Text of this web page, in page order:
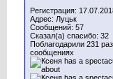
Регистрация:
Адрес: Луцьк
Сообщений: 57
Сказал(а) спасибо: 32
Поблагодарили 231
сообщениях